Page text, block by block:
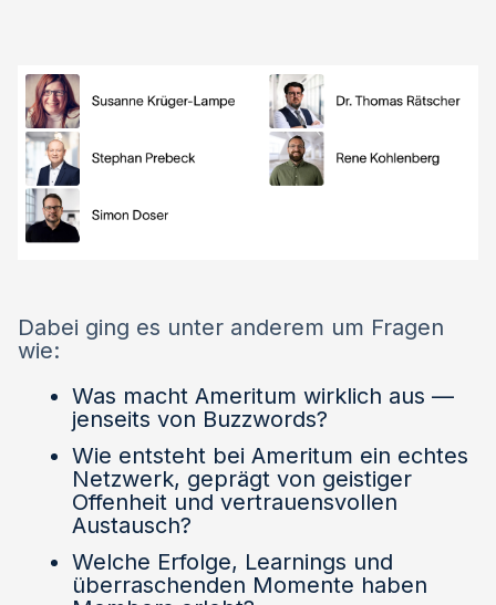
Dabei ging es unter anderem um Fragen
wie:
Was macht Ameritum wirklich aus —
jenseits von Buzzwords?
Wie entsteht bei Ameritum ein echtes
Netzwerk, geprägt von geistiger
Offenheit und vertrauensvollen
Austausch?
Welche Erfolge, Learnings und
überraschenden Momente haben